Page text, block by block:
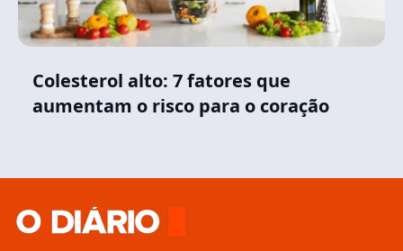
Colesterol alto: 7 fatores que
aumentam o risco para o coração